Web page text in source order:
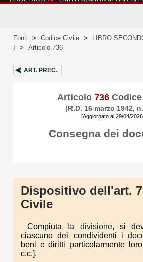
Fonti > Codice Civile > LIBRO
> Articolo 736
ART. PREC.
Articolo 736Codice
(R.D. 16 marzo 1942,
[Aggiornato al 29/04/
Consegna dei
Dispositivo dell'art.
Civile
Compiuta la divisione, si
ciascuno dei condividenti i
beni e diritti particolarmente
c.c.].